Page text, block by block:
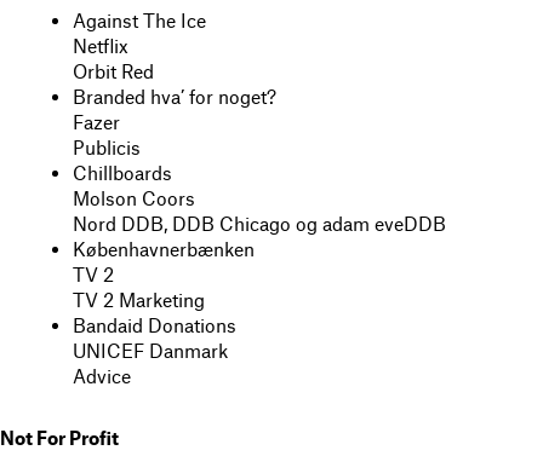
Against The Ice
Netflix
Orbit Red
Branded hva’ for noget?
Fazer
Publicis
Chillboards
Molson Coors
Nord DDB, DDB Chicago og adam eveDDB
Københavnerbænken
TV 2
TV 2 Marketing
Bandaid Donations
UNICEF Danmark
Advice
Not For Profit